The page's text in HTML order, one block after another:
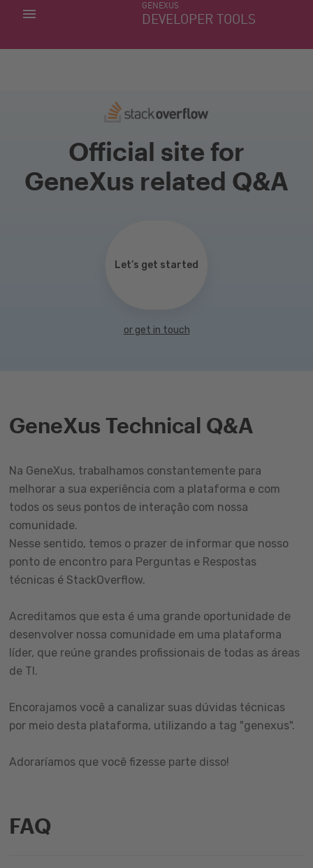
GENEXUS
DEVELOPER TOOLS
MINHAS APLICACÕES
Official site for
GeneXus related Q&A
Let’s get started
or get in touch
GeneXus Technical Q&A
Na GeneXus, trabalhamos constantemente para
melhorar a sua experiência com a plataforma e com
todos os seus pontos de interação com nossa
comunidade.
Nesse sentido, temos o prazer de informar que nosso
ponto de encontro para Perguntas e Respostas
técnicas é StackOverflow.
Acreditamos que esta é uma grande oportunidade de
desenvolver nossa comunidade em uma plataforma
líder, que reúne grandes profissionais de todas as áreas
de TI.
Encorajamos você a canalizar suas dúvidas técnicas
por meio desta plataforma, utilizando a tag "genexus".
Adoraríamos que você fizesse parte disso!
FAQ